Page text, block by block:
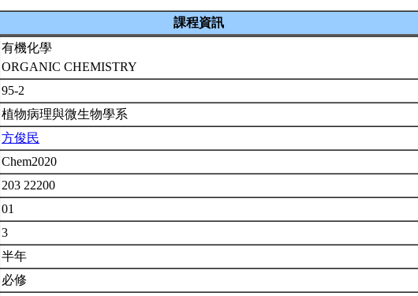
課程資訊
有機化學
ORGANIC CHEMISTRY
95-2
植物病理與微生物學系
方俊民
Chem2020
203 22200
01
3
半年
必修